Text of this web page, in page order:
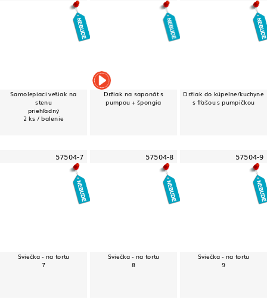
Samolepiaci vešiak na
stenu
priehľadný
2 ks / balenie
Držiak na saponát s
pumpou + špongia
Držiak do kúpelne/kuchyne
s fľašou s pumpičkou
57504-7
Sviečka - na tortu
7
57504-8
Sviečka - na tortu
8
57504-9
Sviečka - na tortu
9